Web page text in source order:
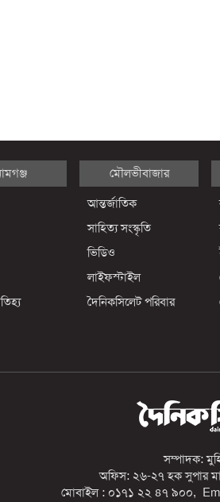
মৌলভীবাজার
আন্তর্জাতিক
সাহিত্য সংস্কৃতি
ভিডিও
লাইফস্টাইল
দৈনিকসিলেট পরিবার
সম্পাদক:
অফিস: ২৬-২৭ হক সুপার
মোবাইল : ০১৭১ ২২ ৪৭ ৯০০,